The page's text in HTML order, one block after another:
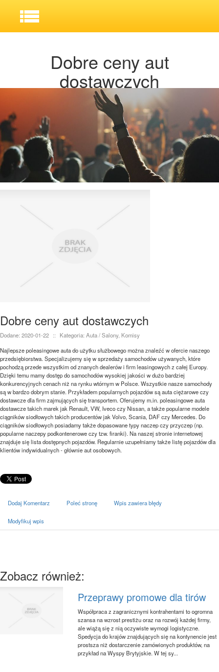
Dobre ceny aut
dostawczych
Dobre ceny aut dostawczych
Dodane: 2020-01-22 ::
Kategoria: Auta / Salony, Komisy
Najlepsze poleasingowe auta do użytku służbowego można znaleźć w ofercie naszego
przedsiębiorstwa. Specjalizujemy się w sprzedaży samochodów używanych, które
pochodzą przede wszystkim od znanych dealerów i firm leasingowych z całej Europy.
Dzięki temu mamy dostęp do samochodów wysokiej jakości w dużo bardziej
konkurencyjnych cenach niż na rynku wtórnym w Polsce. Wszystkie nasze samochody
są w bardzo dobrym stanie. Przykładem popularnych pojazdów są auta ciężarowe czy
dostawcze dla firm zajmujących się transportem. Oferujemy m.in. poleasingowe auta
dostawcze takich marek jak Renault, VW, Iveco czy Nissan, a także popularne modele
ciągników siodłowych takich producentów jak Volvo, Scania, DAF czy Mercedes. Do
ciągników siodłowych posiadamy także dopasowane typy naczep czy przyczep (np.
popularne naczepy podkontenerowe czy tzw. firanki). Na naszej stronie internetowej
znajduje się lista dostępnych pojazdów. Regularnie uzupełniamy także listę pojazdów dla
klientów indywidualnych - głównie aut osobowych.
Dodaj Komentarz Poleć stronę Wpis zawiera błędy
Modyfikuj wpis
Zobacz również:
Przeprawy promowe dla tirów
Współpraca z zagranicznymi kontrahentami to ogromna
szansa na wzrost prestiżu oraz na rozwój każdej firmy,
ale wiążą się z nią oczywiste wymogi logistyczne.
Spedycja do krajów znajdujących się na kontynencie jest
prostsza niż dostarczenie zamówionych produktów, na
przykład na Wyspy Brytyjskie. W tej sy...